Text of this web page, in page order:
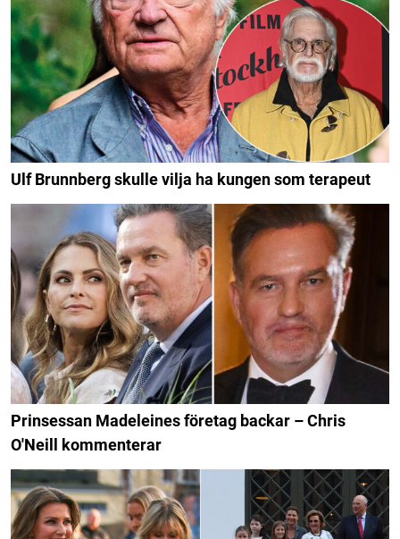
Ulf Brunnberg skulle vilja ha kungen som terapeut
Prinsessan Madeleines företag backar – Chris
O'Neill kommenterar